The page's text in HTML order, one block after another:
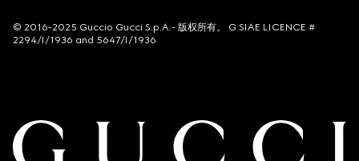
© 2016-2025 Guccio Gucci S.p.A.- 版权所有。 G SIAE LICENCE #
2294/I/1936 and 5647/I/1936